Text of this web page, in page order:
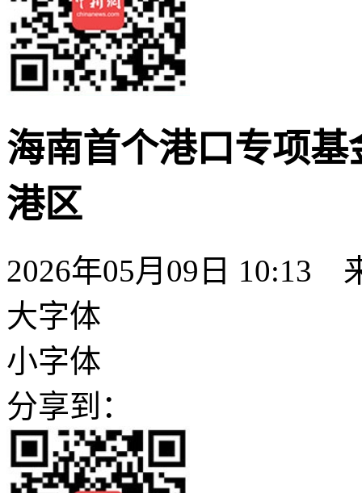
海南首个港口专项
港区
2026年05月09日 10:13
大字体
小字体
分享到：